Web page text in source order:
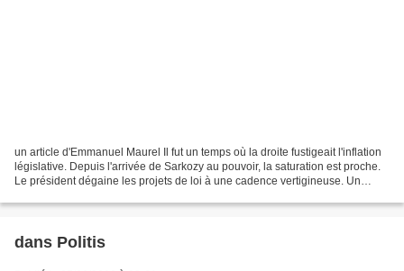
un article d'Emmanuel Maurel Il fut un temps où la droite fustigeait l'inflation
législative. Depuis l'arrivée de Sarkozy au pouvoir, la saturation est proche.
Le président dégaine les projets de loi à une cadence vertigineuse. Un
dans Politis